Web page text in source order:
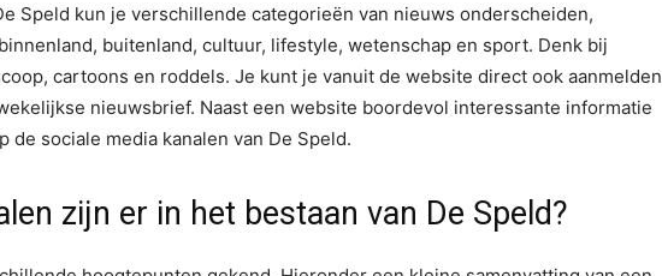
Speld kun je verschillende categorieën van nieuws onderscheiden,
buitenland, cultuur, lifestyle, wetenschap en sport. Denk bij
cartoons en roddels. Je kunt je vanuit de website direct ook aanmelden
nieuwsbrief. Naast een website boordevol interessante informatie
de sociale media kanalen van De Speld.
zijn er in het bestaan van De Speld?